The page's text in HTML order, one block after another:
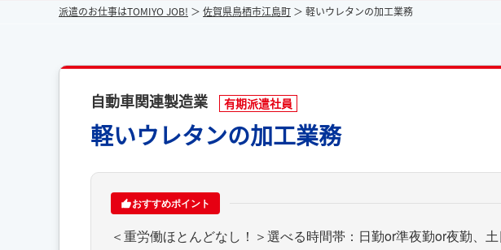
派遣のお仕事はTOMIYO JOB! 佐賀県鳥栖市江島町 軽いウレタンの加工業務
自動車関連製造業 有期派遣社員
軽いウレタンの加工業務
おすすめポイント
＜重労働ほとんどなし！＞選べる時間帯：日勤or準夜勤or夜勤、土